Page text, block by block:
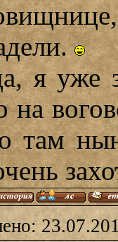
я уже
на
там